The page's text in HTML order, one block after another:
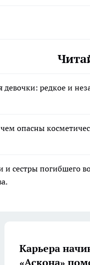
редкое и
опасны
и сестры
Карьера